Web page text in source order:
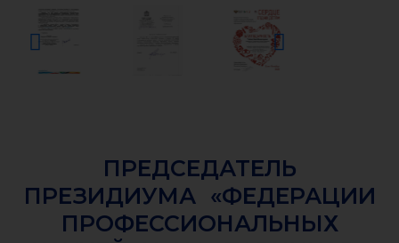
ПРЕДСЕДАТЕЛЬ
ПРЕЗИДИУМА «ФЕДЕРАЦИИ
ПРОФЕССИОНАЛЬНЫХ